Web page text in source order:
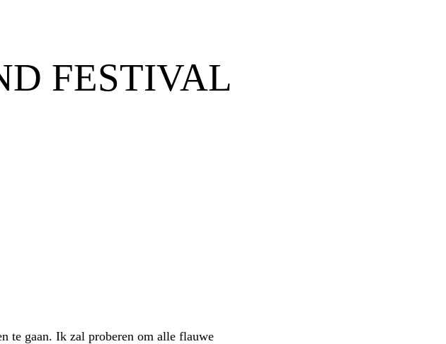
FESTIVAL
te gaan. Ik zal proberen om alle flauwe